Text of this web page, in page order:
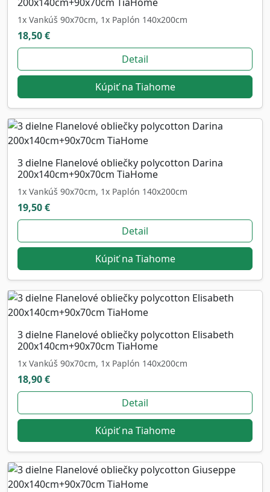
1x Vankúš 90x70cm, 1x Paplón 140x200cm
18,50 €
Detail
Kúpiť na Tiahome
3 dielne Flanelové obliečky polycotton Darina
200x140cm+90x70cm TiaHome
1x Vankúš 90x70cm, 1x Paplón 140x200cm
19,50 €
Detail
Kúpiť na Tiahome
3 dielne Flanelové obliečky polycotton Elisabeth
200x140cm+90x70cm TiaHome
1x Vankúš 90x70cm, 1x Paplón 140x200cm
18,90 €
Detail
Kúpiť na Tiahome